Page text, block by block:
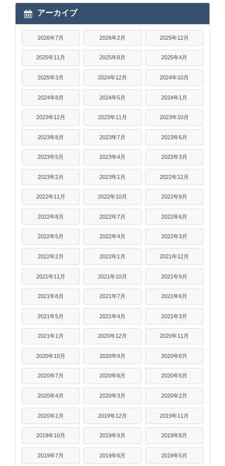
アーカイブ
2026年7月 2026年2月 2025年12月
2025年11月 2025年8月 2025年4月
2025年3月 2024年12月 2024年10月
2024年8月 2024年5月 2024年1月
2023年12月 2023年11月 2023年10月
2023年8月 2023年7月 2023年6月
2023年5月 2023年4月 2023年3月
2023年2月 2023年1月 2022年12月
2022年11月 2022年10月 2022年9月
2022年8月 2022年7月 2022年6月
2022年5月 2022年4月 2022年3月
2022年2月 2022年1月 2021年12月
2021年11月 2021年10月 2021年9月
2021年8月 2021年7月 2021年6月
2021年5月 2021年4月 2021年3月
2021年1月 2020年12月 2020年11月
2020年10月 2020年9月 2020年8月
2020年7月 2020年6月 2020年5月
2020年4月 2020年3月 2020年2月
2020年1月 2019年12月 2019年11月
2019年10月 2019年9月 2019年8月
2019年7月 2019年6月 2019年5月